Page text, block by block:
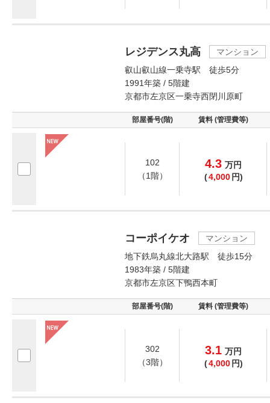
レジデンス丸高
マンション
叡山叡山線一乗寺駅 徒歩5分
1991年築 / 5階建
京都市左京区一乗寺西閉川原町
部屋番号(階) 賃料 (管理費等)
102
（1階）
4.3 万円
(4,000 円)
コーポイケオ
マンション
地下鉄烏丸線北大路駅 徒歩15分
1983年築 / 5階建
京都市左京区下鴨西本町
部屋番号(階) 賃料 (管理費等)
302
（3階）
3.1 万円
(4,000 円)